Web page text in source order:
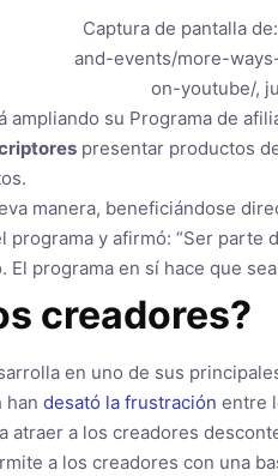
Captura de pantalla
and-events/more-
on-youtube/,
su Programa de
presentar productos
manera, beneficiándose
y afirmó: “Ser
programa en sí hace que
creadores?
en uno de sus
han desató la frustración entre
atraer a los creadores
a los creadores con una